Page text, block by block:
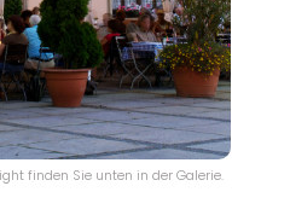
finden Sie unten in der Galerie.